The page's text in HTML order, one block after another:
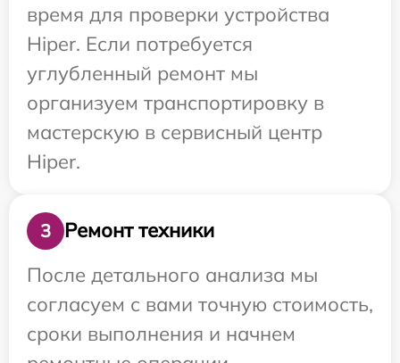
время для проверки устройства
Hiper. Если потребуется
углубленный ремонт мы
организуем транспортировку в
мастерскую в сервисный центр
Hiper.
3
Ремонт техники
После детального анализа мы
согласуем с вами точную стоимость,
сроки выполнения и начнем